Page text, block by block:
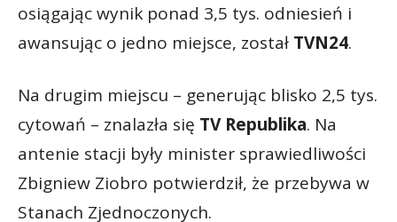
osiągając wynik ponad 3,5 tys. odniesień i
awansując o jedno miejsce, został TVN24.
Na drugim miejscu – generując blisko 2,5 tys.
cytowań – znalazła się TV Republika. Na
antenie stacji były minister sprawiedliwości
Zbigniew Ziobro potwierdził, że przebywa w
Stanach Zjednoczonych.